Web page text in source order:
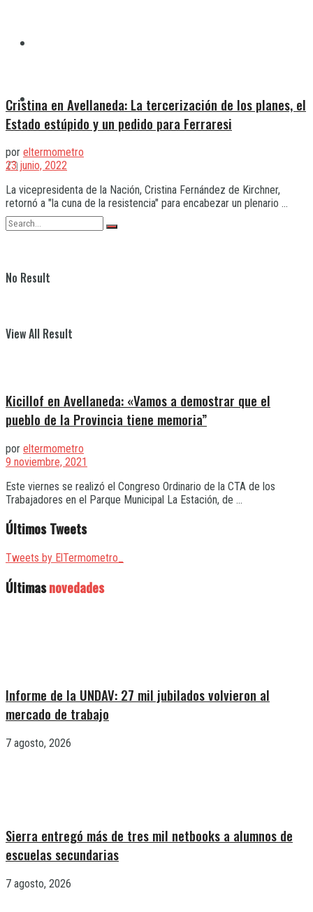
Varela
No Result
View All Result
Cristina en Avellaneda: La tercerización de los planes, el
Estado estúpido y un pedido para Ferraresi
por eltermometro
23 junio, 2022
La vicepresidenta de la Nación, Cristina Fernández de Kirchner,
retornó a "la cuna de la resistencia" para encabezar un plenario ...
Kicillof en Avellaneda: «Vamos a demostrar que el
pueblo de la Provincia tiene memoria”
por eltermometro
9 noviembre, 2021
Este viernes se realizó el Congreso Ordinario de la CTA de los
Trabajadores en el Parque Municipal La Estación, de ...
Últimos Tweets
Tweets by ElTermometro_
Últimasnovedades
Informe de la UNDAV: 27 mil jubilados volvieron al
mercado de trabajo
7 agosto, 2026
Sierra entregó más de tres mil netbooks a alumnos de
escuelas secundarias
7 agosto, 2026